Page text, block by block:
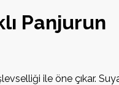
Panjurun
ile öne çıkar.